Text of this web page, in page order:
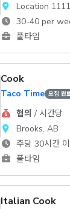
Location
30-40 per
풀타임
Cook
Taco Time 모집 완
협의 / 시간당
Brooks, AB
주당 30시간
풀타임
Italian Cook